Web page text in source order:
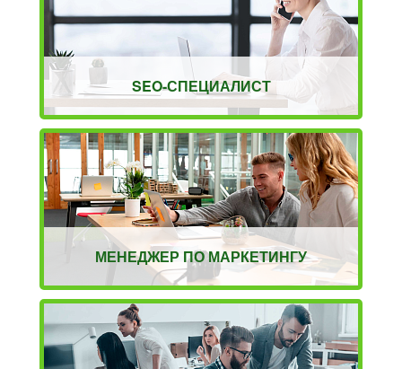
SEO-СПЕЦИАЛИСТ
МЕНЕДЖЕР ПО МАРКЕТИНГУ